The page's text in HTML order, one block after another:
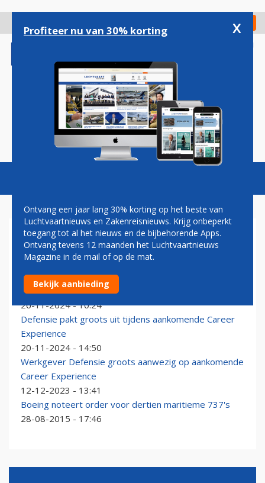
gaan
Check in
Magazine Podcasts Vacatures
MARINE
Populaire werkgever KLM aanwezig tijdens
aankomende Career Experience
26-11-2024 - 10:24
Defensie pakt groots uit tijdens aankomende Career
Experience
20-11-2024 - 14:50
Werkgever Defensie groots aanwezig op aankomende
Career Experience
12-12-2023 - 13:41
Boeing noteert order voor dertien maritieme 737's
28-08-2015 - 17:46
Profiteer nu van 30% korting x
Ontvang een jaar lang 30% korting op het beste van
Luchtvaartnieuws en Zakenreisnieuws. Krijg onbeperkt
toegang tot al het nieuws en de bijbehorende Apps.
Ontvang tevens 12 maanden het Luchtvaartnieuws
Magazine in de mail of op de mat.
Bekijk aanbieding